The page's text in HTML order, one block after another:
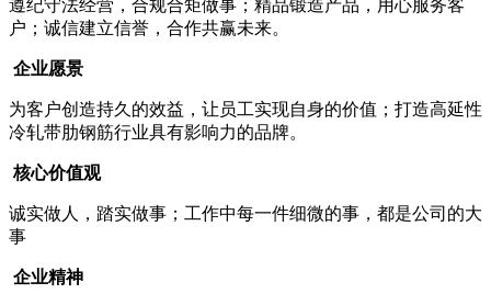
遵纪守法经营，合规合矩做事；精品锻造产品，用心服务客
户；诚信建立信誉，合作共赢未来。
企业愿景
为客户创造持久的效益，让员工实现自身的价值；打造高延性
冷轧带肋钢筋行业具有影响力的品牌。
核心价值观
诚实做人，踏实做事；工作中每一件细微的事，都是公司的大
事
企业精神